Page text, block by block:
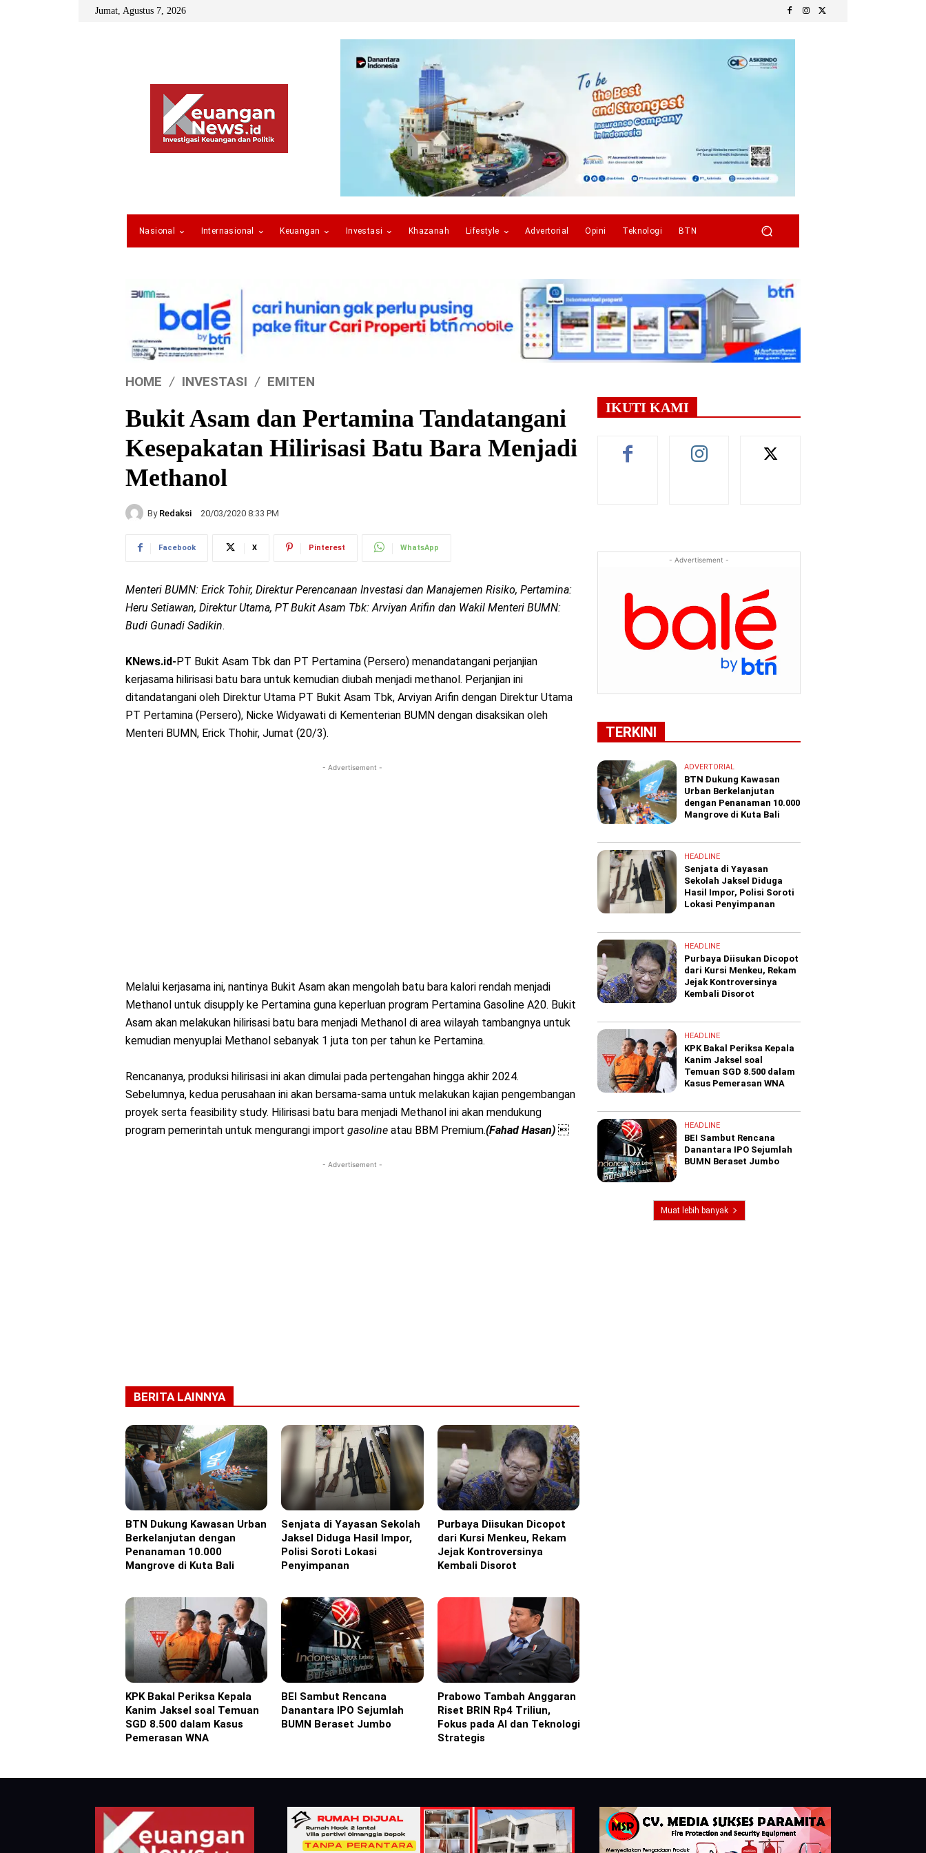
Jumat, Agustus 7, 2026
Nasional Internasional Keuangan Investasi Khazanah Lifestyle Advertorial Opini Teknologi BTN
HOME INVESTASI EMITEN
Bukit Asam dan Pertamina Tandatangani
Kesepakatan Hilirisasi Batu Bara Menjadi
Methanol
By Redaksi 20/03/2020 8:33 PM
Facebook X Pinterest WhatsApp
Menteri BUMN: Erick Tohir, Direktur Perencanaan Investasi dan Manajemen Risiko, Pertamina:
Heru Setiawan, Direktur Utama, PT Bukit Asam Tbk: Arviyan Arifin dan Wakil Menteri BUMN:
Budi Gunadi Sadikin.
KNews.id- PT Bukit Asam Tbk dan PT Pertamina (Persero) menandatangani perjanjian
kerjasama hilirisasi batu bara untuk kemudian diubah menjadi methanol. Perjanjian ini
ditandatangani oleh Direktur Utama PT Bukit Asam Tbk, Arviyan Arifin dengan Direktur Utama
PT Pertamina (Persero), Nicke Widyawati di Kementerian BUMN dengan disaksikan oleh
Menteri BUMN, Erick Thohir, Jumat (20/3).
- Advertisement -
Melalui kerjasama ini, nantinya Bukit Asam akan mengolah batu bara kalori rendah menjadi
Methanol untuk disupply ke Pertamina guna keperluan program Pertamina Gasoline A20. Bukit
Asam akan melakukan hilirisasi batu bara menjadi Methanol di area wilayah tambangnya untuk
kemudian menyuplai Methanol sebanyak 1 juta ton per tahun ke Pertamina.
Rencananya, produksi hilirisasi ini akan dimulai pada pertengahan hingga akhir 2024.
Sebelumnya, kedua perusahaan ini akan bersama-sama untuk melakukan kajian pengembangan
proyek serta feasibility study. Hilirisasi batu bara menjadi Methanol ini akan mendukung
program pemerintah untuk mengurangi import gasoline atau BBM Premium.(Fahad Hasan) 
- Advertisement -
BERITA LAINNYA
Advertorial
BTN Dukung Kawasan Urban
Berkelanjutan dengan
Penanaman 10.000
Mangrove di Kuta Bali
Headline
Senjata di Yayasan Sekolah
Jaksel Diduga Hasil Impor,
Polisi Soroti Lokasi
Penyimpanan
Headline
Purbaya Diisukan Dicopot
dari Kursi Menkeu, Rekam
Jejak Kontroversinya
Kembali Disorot
Headline
KPK Bakal Periksa Kepala
Kanim Jaksel soal Temuan
SGD 8.500 dalam Kasus
Pemerasan WNA
Headline
BEI Sambut Rencana
Danantara IPO Sejumlah
BUMN Beraset Jumbo
Headline
Prabowo Tambah Anggaran
Riset BRIN Rp4 Triliun,
Fokus pada AI dan Teknologi
Strategis
IKUTI KAMI
- Advertisement -
TERKINI
ADVERTORIAL
BTN Dukung Kawasan
Urban Berkelanjutan
dengan Penanaman 10.000
Mangrove di Kuta Bali
HEADLINE
Senjata di Yayasan
Sekolah Jaksel Diduga
Hasil Impor, Polisi Soroti
Lokasi Penyimpanan
HEADLINE
Purbaya Diisukan Dicopot
dari Kursi Menkeu, Rekam
Jejak Kontroversinya
Kembali Disorot
HEADLINE
KPK Bakal Periksa Kepala
Kanim Jaksel soal
Temuan SGD 8.500 dalam
Kasus Pemerasan WNA
HEADLINE
BEI Sambut Rencana
Danantara IPO Sejumlah
BUMN Beraset Jumbo
Muat lebih banyak